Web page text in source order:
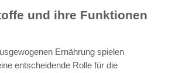
und ihre Funktionen
Ernährung spielen
entscheidende Rolle für die